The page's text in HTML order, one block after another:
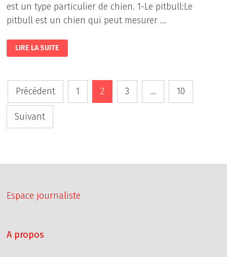
est un type particulier de chien. 1-Le pitbull:Le
pitbull est un chien qui peut mesurer …
6
RACES
DE
GARDE
LIRE LA SUITE
Pagination
des
publications
Précédent 1 2 3 … 10
Suivant
Espace journaliste
A propos